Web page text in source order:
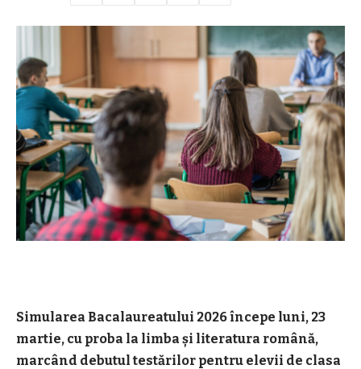
Simularea Bacalaureatului 2026 începe luni, 23
martie, cu proba la limba și literatura română,
marcând debutul testărilor pentru elevii de clasa